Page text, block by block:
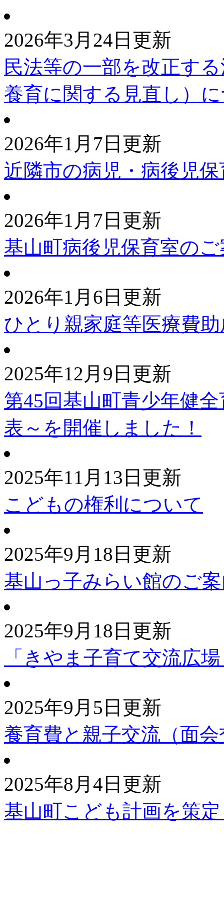
2026年3月24日更新
民法等の一部を改正す
養育に関する見直し）
2026年1月7日更新
近隣市の病児・病後児
2026年1月7日更新
基山町病後児保育室の
2026年1月6日更新
ひとり親家庭等医療費
2025年12月9日更新
第45回基山町青少年健
表～を開催しました！
2025年11月13日更新
こどもの権利について
2025年9月18日更新
基山っ子みらい館のご
2025年9月18日更新
「きやま子育て交流広
2025年9月5日更新
養育費と親子交流（面
2025年8月4日更新
基山町こども計画を策